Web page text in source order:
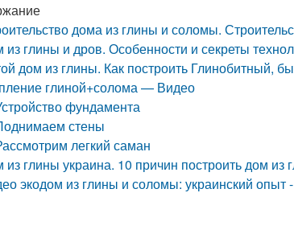
дома из глины и соломы.
из глины и дров. Особенности и секреты
дом из глины. Как построить Глинобитный,
глиной+солома — Видео
фундамента
стены
легкий саман
из глины украина. 10 причин построить дом из
экодом из глины и соломы: украинский опыт